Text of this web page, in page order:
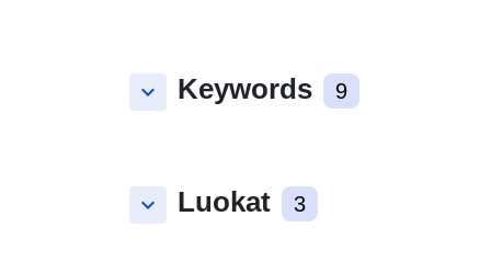
keyboard_arrow_down Keywords 9
keyboard_arrow_down Luokat 3